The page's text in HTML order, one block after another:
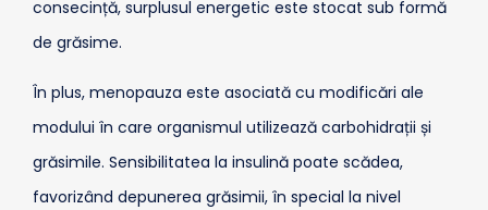
consecință, surplusul energetic este stocat sub formă
de grăsime.
În plus, menopauza este asociată cu modificări ale
modului în care organismul utilizează carbohidrații și
grăsimile. Sensibilitatea la insulină poate scădea,
favorizând depunerea grăsimii, în special la nivel